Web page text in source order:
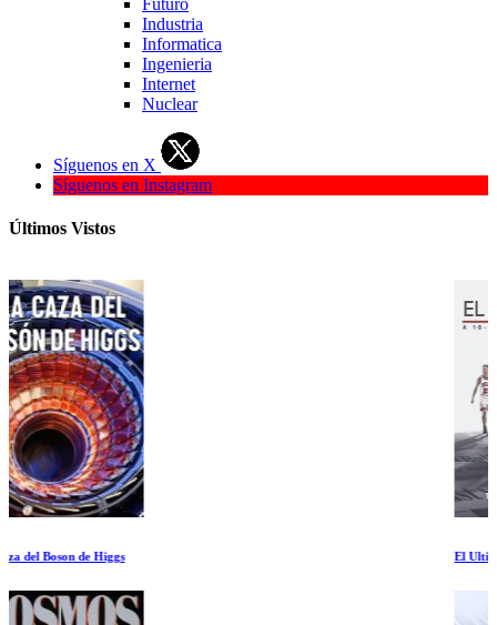
Industria
Informatica
Ingenieria
Internet
Nuclear
Síguenos en X
Síguenos en Instagram
Últimos Vistos
El Ultimo Baile Episodio VII